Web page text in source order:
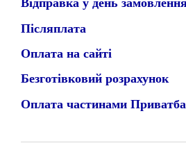
Відправка у день
Післяплата
Оплата на сайті
Безготівковий розрахунок
Оплата частинами